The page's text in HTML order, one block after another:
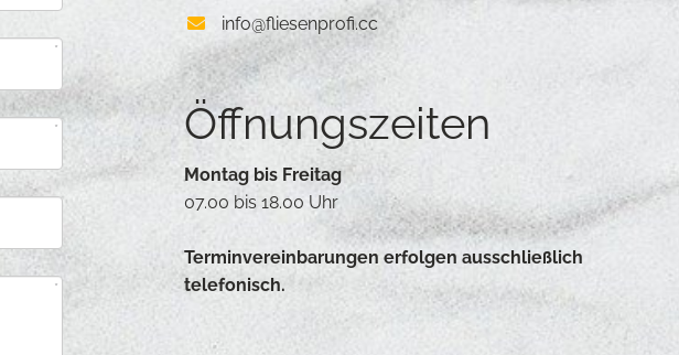
*
*
*
info@fliesenprofi.cc
Öffnungszeiten
Montag bis Freitag
07.00 bis 18.00 Uhr
Terminvereinbarungen erfolgen ausschließlich
telefonisch.